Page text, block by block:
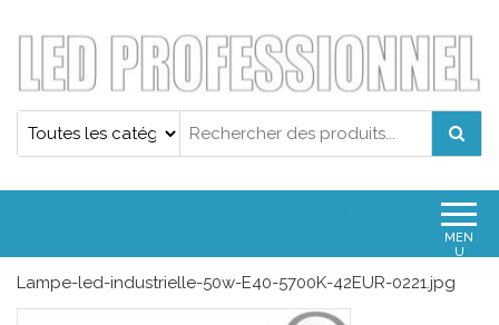
Projecteur led professionnel
Projecteur led professionnel
MEN
U
Lampe-led-industrielle-50w-E40-5700K-42EUR-0221.jpg